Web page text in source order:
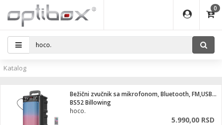
0
pribor
svetla
- Analogija
- IP
Katalog
Bežični zvučnik sa mikrofonom, Bluetooth, FM,USB,AUX
BS52 Billowing
hoco.
5.990,00 RSD